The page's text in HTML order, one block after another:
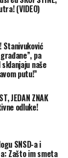
u
je 77 osoba
regiona.
je bio još
su napadali
za cilj su
Vozovi
su bila
su i dalje na
(VIDEO)
Stanivuković
pa
naše
putu!”
JEDAN ZNAK
odluke!
SNSD-a i
Zašto im smeta